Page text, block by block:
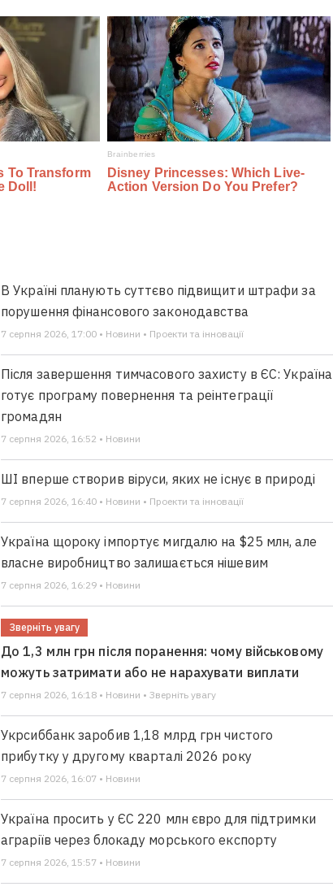
В Україні планують суттєво підвищити штрафи за
порушення фінансового законодавства
7 серпня 2026, 17:00 • Новини • Проекти та інновації
Після завершення тимчасового захисту в ЄС: Україна
готує програму повернення та реінтеграції
громадян
7 серпня 2026, 16:52 • Новини
ШІ вперше створив віруси, яких не існує в природі
7 серпня 2026, 16:40 • Новини • Проекти та інновації
Україна щороку імпортує мигдалю на $25 млн, але
власне виробництво залишається нішевим
7 серпня 2026, 16:29 • Новини
Зверніть увагу
До 1,3 млн грн після поранення: чому військовому
можуть затримати або не нарахувати виплати
7 серпня 2026, 16:18 • Новини • Зверніть увагу
Укрсиббанк заробив 1,18 млрд грн чистого
прибутку у другому кварталі 2026 року
7 серпня 2026, 16:07 • Новини
Україна просить у ЄС 220 млн євро для підтримки
аграріїв через блокаду морського експорту
7 серпня 2026, 15:57 • Новини